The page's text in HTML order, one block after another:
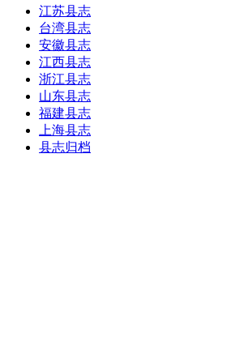
江苏县志
台湾县志
安徽县志
江西县志
浙江县志
山东县志
福建县志
上海县志
县志归档